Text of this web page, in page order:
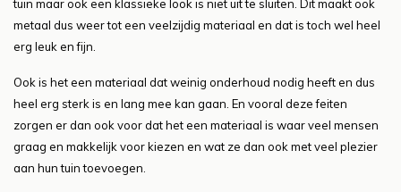
tuin maar ook een klassieke look is niet uit te sluiten. Dit maakt ook
metaal dus weer tot een veelzijdig materiaal en dat is toch wel heel
erg leuk en fijn.
Ook is het een materiaal dat weinig onderhoud nodig heeft en dus
heel erg sterk is en lang mee kan gaan. En vooral deze feiten
zorgen er dan ook voor dat het een materiaal is waar veel mensen
graag en makkelijk voor kiezen en wat ze dan ook met veel plezier
aan hun tuin toevoegen.